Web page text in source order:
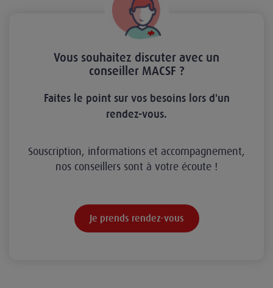
Vous souhaitez discuter avec un
conseiller MACSF ?
Faites le point sur vos besoins lors d'un
rendez-vous.
Souscription, informations et accompagnement,
nos conseillers sont à votre écoute !
Je prends rendez-vous